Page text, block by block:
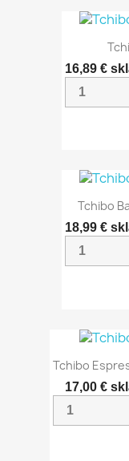
16,89 €
Tchibo
18,99 €
Tchibo
17,00 €